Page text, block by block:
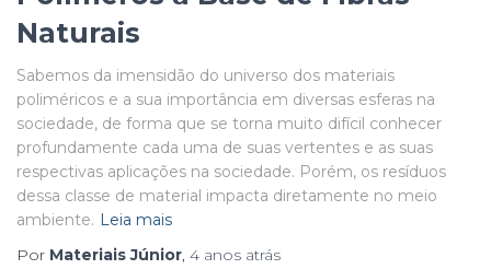
Naturais
Sabemos da imensidão do universo dos materiais
poliméricos e a sua importância em diversas esferas na
sociedade, de forma que se torna muito difícil conhecer
profundamente cada uma de suas vertentes e as suas
respectivas aplicações na sociedade. Porém, os resíduos
dessa classe de material impacta diretamente no meio
ambiente. Leia mais
Por Materiais Júnior, 4 anos atrás